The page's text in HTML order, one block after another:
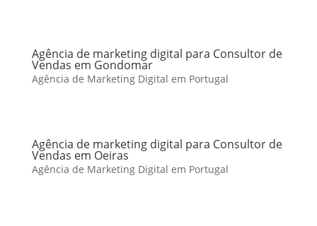
Agência de marketing digital para Consultor de
Vendas em Gondomar
Agência de Marketing Digital em Portugal
Agência de marketing digital para Consultor de
Vendas em Oeiras
Agência de Marketing Digital em Portugal